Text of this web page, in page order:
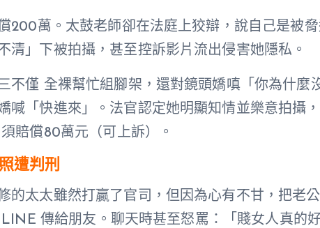
200萬。太鼓老師卻在法庭上狡辯，說自己是被
清」下被拍攝，甚至控訴影片流出侵害她隱私。
不僅 全裸幫忙組腳架，還對鏡頭嬌嗔「你為什麼
喊「快進來」。法官認定她明顯知情並樂意拍攝
賠償80萬元（可上訴）。
遭判刑
的太太雖然打贏了官司，但因為心有不甘，把老
傳給朋友。聊天時甚至怒罵：「賤女人真的